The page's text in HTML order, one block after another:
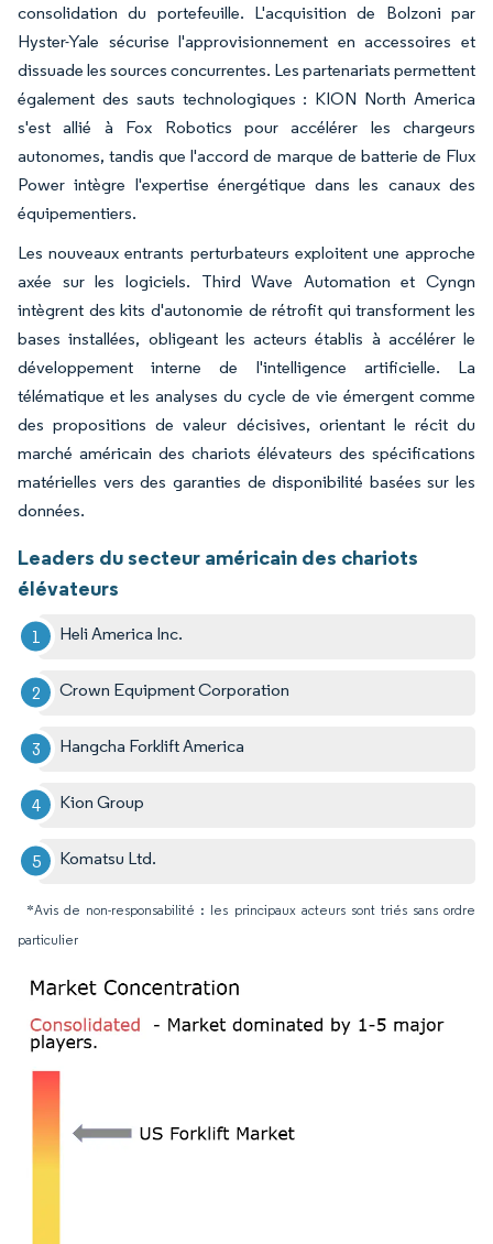
consolidation du portefeuille. L'acquisition de Bolzoni par
Hyster-Yale sécurise l'approvisionnement en accessoires et
dissuade les sources concurrentes. Les partenariats permettent
également des sauts technologiques : KION North America
s'est allié à Fox Robotics pour accélérer les chargeurs
autonomes, tandis que l'accord de marque de batterie de Flux
Power intègre l'expertise énergétique dans les canaux des
équipementiers.
Les nouveaux entrants perturbateurs exploitent une approche
axée sur les logiciels. Third Wave Automation et Cyngn
intègrent des kits d'autonomie de rétrofit qui transforment les
bases installées, obligeant les acteurs établis à accélérer le
développement interne de l'intelligence artificielle. La
télématique et les analyses du cycle de vie émergent comme
des propositions de valeur décisives, orientant le récit du
marché américain des chariots élévateurs des spécifications
matérielles vers des garanties de disponibilité basées sur les
données.
Leaders du secteur américain des chariots
élévateurs
Heli America Inc.
Crown Equipment Corporation
Hangcha Forklift America
Kion Group
Komatsu Ltd.
*Avis de non-responsabilité : les principaux acteurs sont triés sans ordre
particulier